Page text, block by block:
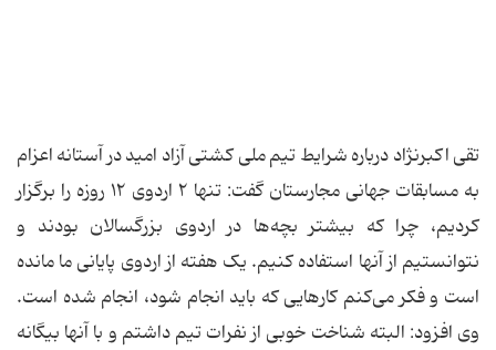
تقی اکبرنژاد درباره شرایط تیم ملی کشتی آزاد امید در آستانه اعزام
به مسابقات جهانی مجارستان گفت: تنها ۲ اردوی ۱۲ روزه را برگزار
کردیم، چرا که بیشتر بچه‌ها در اردوی بزرگسالان بودند و
نتوانستیم از آنها استفاده کنیم. یک هفته از اردوی پایانی ما مانده
است و فکر می‌کنم کارهایی که باید انجام شود، انجام شده است.
وی افزود: البته شناخت خوبی از نفرات تیم داشتم و با آنها بیگانه